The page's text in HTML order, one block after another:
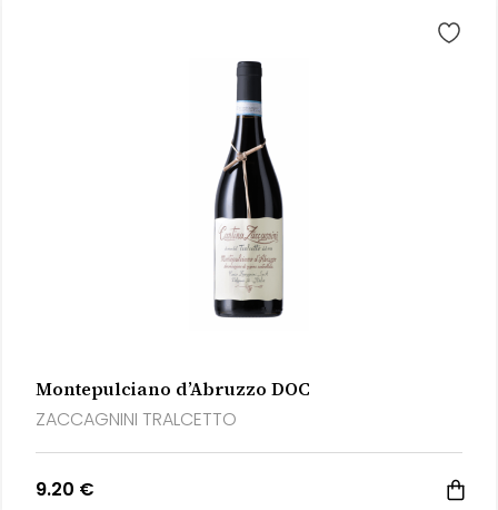
Montepulciano d’Abruzzo DOC
ZACCAGNINI TRALCETTO
9.20 €